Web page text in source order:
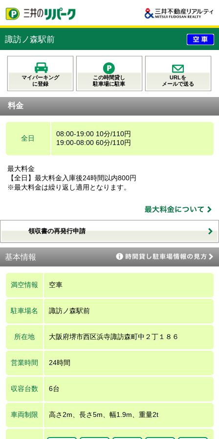
諏訪ノ森駅前
マイパーキング
に登録
この時間貸し
駐車場に駐車
URLを
メールで送る
料金
全日
08:00-19:00 10分/110円
19:00-08:00 60分/110円
最大料金
【全日】最大料金入庫後24時間以内800円
※最大料金は繰り返し適用となります。
領収書の再発行申請
基本情報
満空情報 空車
駐車場名 諏訪ノ森駅前
所在地 大阪府堺市西区浜寺諏訪森町中２丁１８６
営業時間 24時間
収容台数 6台
車両制限 高さ2m、長さ5m、幅1.9m、重量2t